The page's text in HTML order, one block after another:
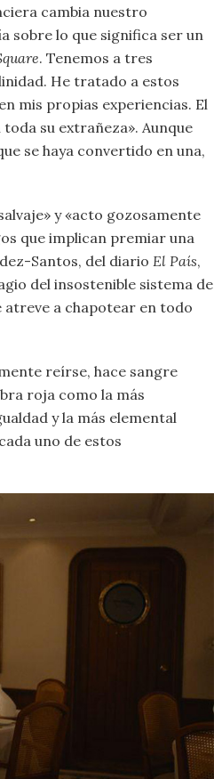
cambia nuestro
sobre lo que significa ser un
. Tenemos a tres
He tratado a estos
mis propias experiencias. El
su extrañeza». Aunque
se haya convertido en una,
y «acto gozosamente
que implican premiar una
Santos, del diario El País,
del insostenible sistema de
atreve a chapotear en todo
reírse, hace sangre
roja como la más
y la más elemental
uno de estos